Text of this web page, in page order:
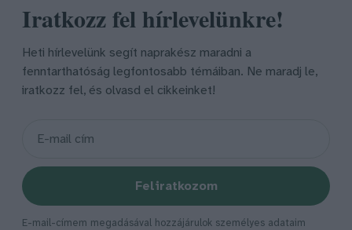
Iratkozz fel hírlevelünkre!
Heti hírlevelünk segít naprakész maradni a
fenntarthatóság legfontosabb témáiban. Ne maradj le,
iratkozz fel, és olvasd el cikkeinket!
Feliratkozom
E-mail-címem megadásával hozzájárulok személyes adataim